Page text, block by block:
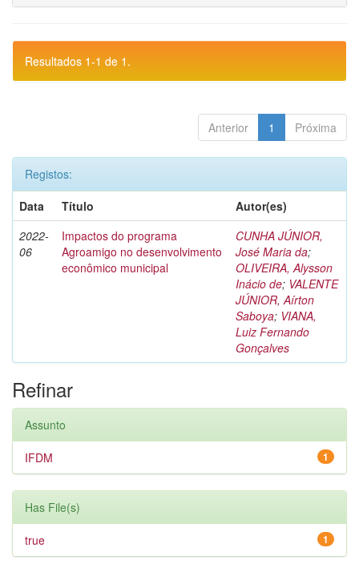
Resultados 1-1 de 1.
Anterior 1 Próxima
Registos:
Data
Título
Autor(es)
2022-
06
Impactos do programa
Agroamigo no desenvolvimento
econômico municipal
CUNHA JÚNIOR,
José Maria da;
OLIVEIRA, Alysson
Inácio de; VALENTE
JÚNIOR, Aírton
Saboya; VIANA,
Luiz Fernando
Gonçalves
Refinar
Assunto
1
IFDM
Has File(s)
1
true